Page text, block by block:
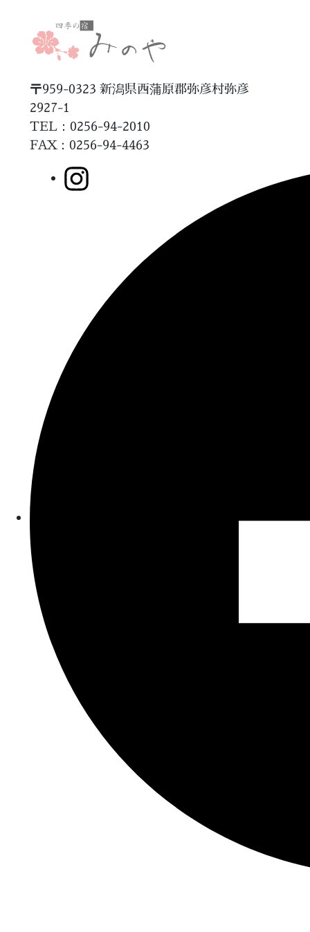
〒959-0323 新潟県西蒲原郡弥彦村弥彦
2927-1
TEL：0256-94-2010
FAX：0256-94-4463